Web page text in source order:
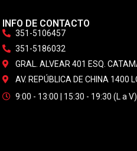
INFO DE CONTACTO
351-5106457
351-5186032
GRAL. ALVEAR 401 ESQ.
AV. REPÚBLICA DE CHINA 1400
9:00 - 13:00 | 15:30 - 19:30 (L a